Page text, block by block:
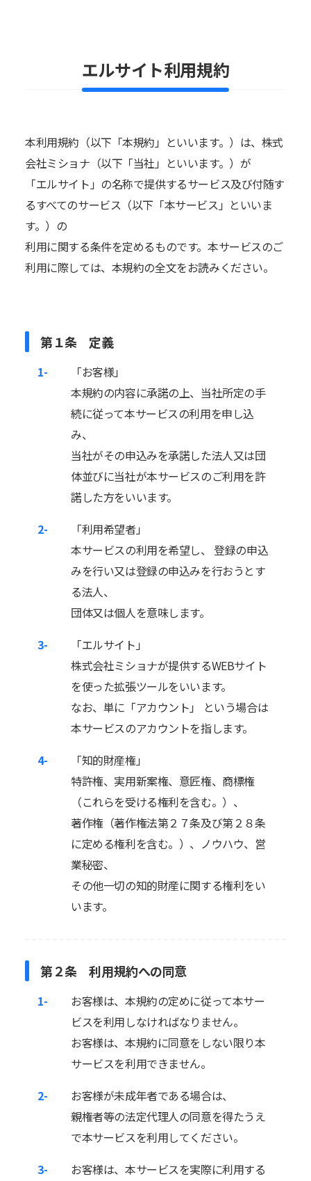
エルサイト利用規約
本利用規約（以下「本規約」といいます。）は、株式
会社ミショナ（以下「当社」といいます。）が
「エルサイト」の名称で提供するサービス及び付随す
るすべてのサービス（以下「本サービス」といいま
す。）の
利用に関する条件を定めるものです。本サービスのご
利用に際しては、本規約の全文をお読みください。
第１条 定義
1-
「お客様」
本規約の内容に承諾の上、当社所定の手
続に従って本サービスの利用を申し込
み、
当社がその申込みを承諾した法人又は団
体並びに当社が本サービスのご利用を許
諾した方をいいます。
2-
「利用希望者」
本サービスの利用を希望し、 登録の申込
みを行い又は登録の申込みを行おうとす
る法人、
団体又は個人を意味します。
3-
「エルサイト」
株式会社ミショナが提供するWEBサイト
を使った拡張ツールをいいます。
なお、単に「アカウント」 という場合は
本サービスのアカウントを指します。
4-
「知的財産権」
特許権、実用新案権、意匠権、商標権
（これらを受ける権利を含む。）、
著作権（著作権法第２７条及び第２８条
に定める権利を含む。）、ノウハウ、営
業秘密、
その他一切の知的財産に関する権利をい
います。
第２条 利用規約への同意
1-
お客様は、本規約の定めに従って本サー
ビスを利用しなければなりません。
お客様は、本規約に同意をしない限り本
サービスを利用できません。
2-
お客様が未成年者である場合は、
親権者等の法定代理人の同意を得たうえ
で本サービスを利用してください。
3-
お客様は、本サービスを実際に利用する